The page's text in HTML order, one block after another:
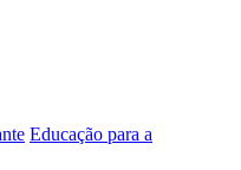
Educação para a